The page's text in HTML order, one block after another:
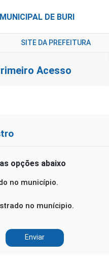
DE BURI
SITE DA PREFEITURA
Acesso
opções abaixo
no município.
no munícipio.